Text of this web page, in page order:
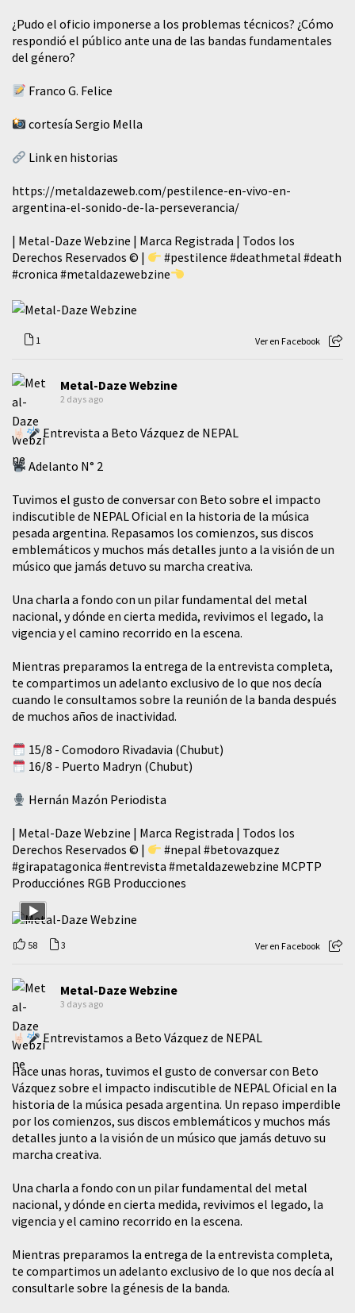
¿Pudo el oficio imponerse a los problemas técnicos? ¿Cómo
respondió el público ante una de las bandas fundamentales
del género?
Franco G. Felice
cortesía Sergio Mella
Link en historias
https://metaldazeweb.com/pestilence-en-vivo-en-
argentina-el-sonido-de-la-perseverancia/
| Metal-Daze Webzine | Marca Registrada | Todos los
Derechos Reservados © |
#pestilence #deathmetal #death
#cronica #metaldazewebzine
1 Ver en Facebook
Metal-Daze Webzine
2 days ago
Entrevista a Beto Vázquez de NEPAL
Adelanto N° 2
Tuvimos el gusto de conversar con Beto sobre el impacto
indiscutible de NEPAL Oficial en la historia de la música
pesada argentina. Repasamos los comienzos, sus discos
emblemáticos y muchos más detalles junto a la visión de un
músico que jamás detuvo su marcha creativa.
​Una charla a fondo con un pilar fundamental del metal
nacional, y dónde en cierta medida, revivimos el legado, la
vigencia y el camino recorrido en la escena.
Mientras preparamos la entrega de la entrevista completa,
te compartimos un adelanto exclusivo de lo que nos decía
cuando le consultamos sobre la reunión de la banda después
de muchos años de inactividad.
15/8 - Comodoro Rivadavia (Chubut)
16/8 - Puerto Madryn (Chubut)
Hernán Mazón Periodista
| Metal-Daze Webzine | Marca Registrada | Todos los
Derechos Reservados © |
#nepal #betovazquez
#girapatagonica #entrevista #metaldazewebzine MCPTP
Producciónes RGB Producciones
58 3 Ver en Facebook
Metal-Daze Webzine
3 days ago
Entrevistamos a Beto Vázquez de NEPAL
Hace unas horas, tuvimos el gusto de conversar con Beto
Vázquez sobre el impacto indiscutible de NEPAL Oficial en la
historia de la música pesada argentina. Un repaso imperdible
por los comienzos, sus discos emblemáticos y muchos más
detalles junto a la visión de un músico que jamás detuvo su
marcha creativa.
​Una charla a fondo con un pilar fundamental del metal
nacional, y dónde en cierta medida, revivimos el legado, la
vigencia y el camino recorrido en la escena.
Mientras preparamos la entrega de la entrevista completa,
te compartimos un adelanto exclusivo de lo que nos decía al
consultarle sobre la génesis de la banda.